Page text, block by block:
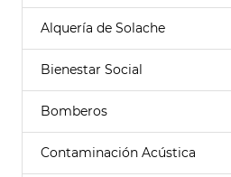
Alquería de Solache
Bienestar Social
Bomberos
Contaminación Acústica